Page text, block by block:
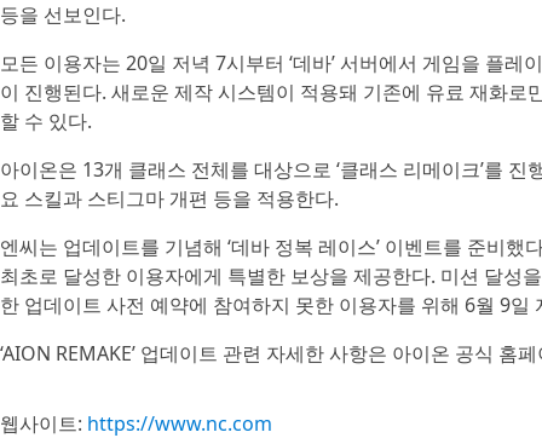
등을 선보인다.
모든 이용자는 20일 저녁 7시부터 ‘데바’ 서버에서 게임을 플
이 진행된다. 새로운 제작 시스템이 적용돼 기존에 유료 재화
할 수 있다.
아이온은 13개 클래스 전체를 대상으로 ‘클래스 리메이크’를
요 스킬과 스티그마 개편 등을 적용한다.
엔씨는 업데이트를 기념해 ‘데바 정복 레이스’ 이벤트를 준비
최초로 달성한 이용자에게 특별한 보상을 제공한다. 미션 달성
한 업데이트 사전 예약에 참여하지 못한 이용자를 위해 6월 9일
‘AION REMAKE’ 업데이트 관련 자세한 사항은 아이온 공식 홈
웹사이트: https://www.nc.com